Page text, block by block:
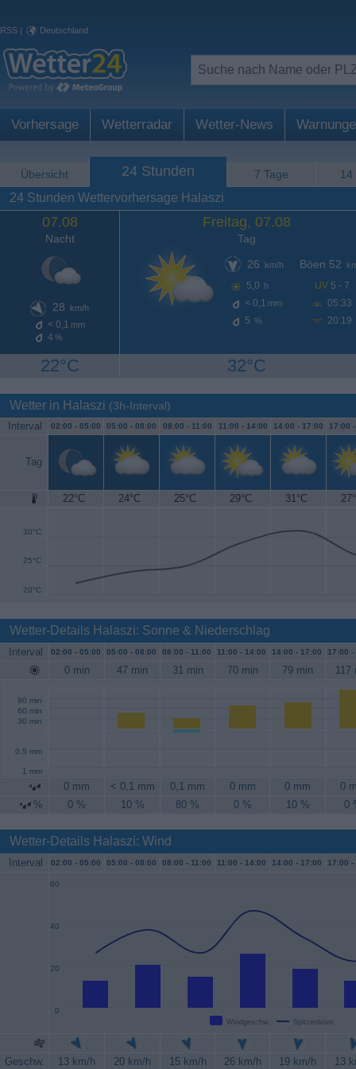
RSS | Deutschland
Vorhersage Wetterradar Wetter-News
Übersicht 24 Stunden 7 Tage 14
24 Stunden Wettervorhersage Halaszi
07.08
Nacht
28 km/h
< 0,1 mm
4 %
22°C
Freitag, 07.08
Tag
26
km/h
5,0 h
< 0,1 mm
5 %
Böen 52
UV 5 - 7
05:33
20:19
32°C
Wetter in Halaszi (3h-Interval)
Interval 02:00 - 05:00 05:00 - 08:00 08:00 - 11:00 11:00 - 14:00 14:00 - 17:00 17:00
Tag
22°C 24°C 25°C 29°C 31°C
20°C
25°C
30°C
35°C
Wetter-Details Halaszi: Sonne & Niederschlag
Interval 02:00 - 05:00 05:00 - 08:00 08:00 - 11:00 11:00 - 14:00 14:00 - 17:00 17:00 -
0 min 47 min 31 min 70 min 79 min 117
30 min
60 min
90 min
0.5 mm
1 mm
0 mm < 0,1 mm 0,1 mm 0 mm 0 mm
0
%
0 % 10 % 80 % 0 % 10 % 0
Wetter-Details Halaszi: Wind
Interval 02:00 - 05:00 05:00 - 08:00 08:00 - 11:00 11:00 - 14:00 14:00 - 17:00 17:00 -
Windgeschw. Spitzenböen
0
20
40
60
Geschw. 13 km/h 20 km/h 15 km/h 26 km/h 19 km/h
13